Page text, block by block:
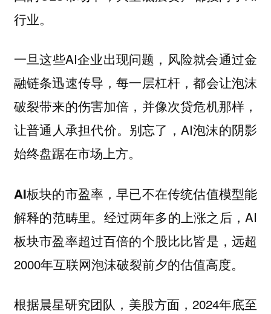
行业。
一旦这些AI企业出现问题，风险就会通过金
融链条迅速传导，每一层杠杆，都会让泡沫
破裂带来的伤害加倍，并像次贷危机那样，
让普通人承担代价。别忘了，AI泡沫的阴影
始终盘踞在市场上方。
AI板块的市盈率，早已不在传统估值模型能
解释的范畴里。 经过两年多的上涨之后，AI
板块市盈率超过百倍的个股比比皆是，远超
2000年互联网泡沫破裂前夕的估值高度。
根据晨星研究团队，美股方面，2024年底至